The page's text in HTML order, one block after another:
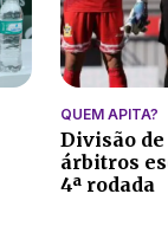
QUEM APITA?
Divisão
árbitros
4ª rodada